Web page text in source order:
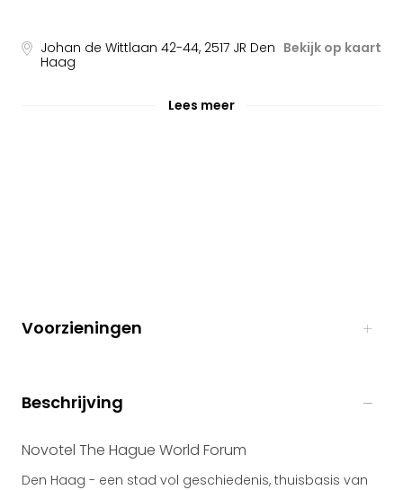
Johan de Wittlaan 42-44, 2517 JR Den
Haag
Bekijk op kaart
Lees meer
Voorzieningen
Beschrijving
Novotel The Hague World Forum
Den Haag - een stad vol geschiedenis, thuisbasis van